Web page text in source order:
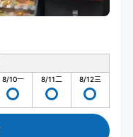
8/10一 8/11二 8/12三